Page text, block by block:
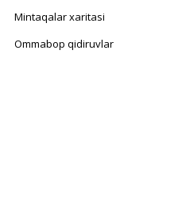
Mintaqalar xaritasi
Ommabop qidiruvlar